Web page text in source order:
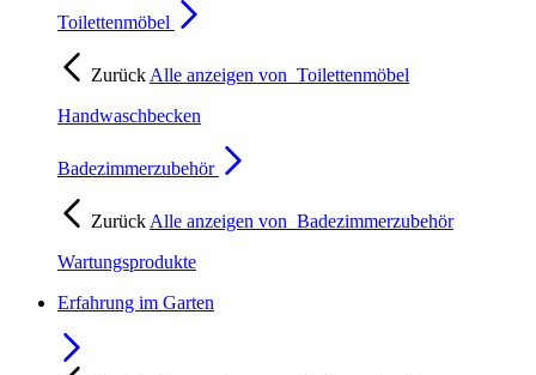
Toilettenmöbel
Zurück Alle anzeigen von Toilettenmöbel
Handwaschbecken
Badezimmerzubehör
Zurück Alle anzeigen von Badezimmerzubehör
Wartungsprodukte
Erfahrung im Garten